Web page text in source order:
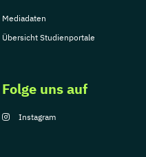
Mediadaten
Übersicht Studienportale
Folge uns auf
Instagram